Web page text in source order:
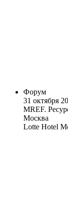
Форум
31 октября
MREF.
Москва
Lotte Hotel